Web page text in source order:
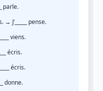
parle.
J’_____ pense.
viens.
écris.
écris.
donne.